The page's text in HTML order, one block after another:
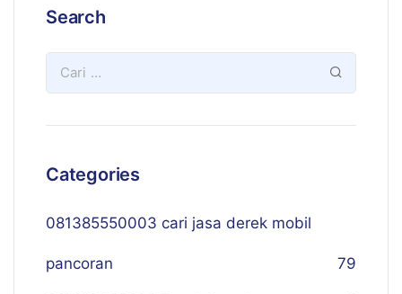
Search
Categories
081385550003 cari jasa derek mobil
pancoran 79